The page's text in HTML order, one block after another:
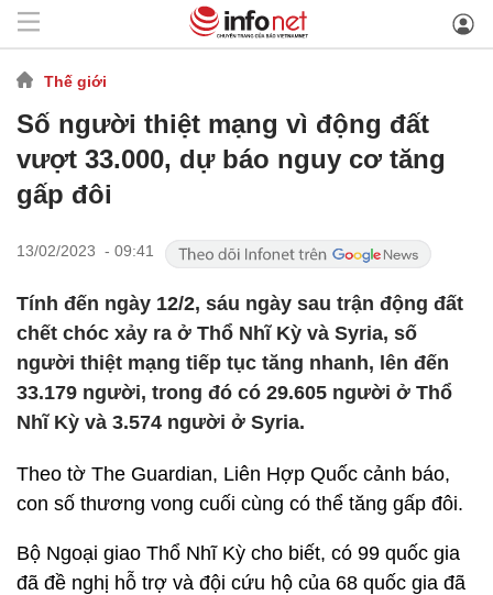
Thế giới
Số người thiệt mạng vì động đất
vượt 33.000, dự báo nguy cơ tăng
gấp đôi
13/02/2023 - 09:41
Tính đến ngày 12/2, sáu ngày sau trận động đất
chết chóc xảy ra ở Thổ Nhĩ Kỳ và Syria, số
người thiệt mạng tiếp tục tăng nhanh, lên đến
33.179 người, trong đó có 29.605 người ở Thổ
Nhĩ Kỳ và 3.574 người ở Syria.
Theo tờ The Guardian, Liên Hợp Quốc cảnh báo,
con số thương vong cuối cùng có thể tăng gấp đôi.
Bộ Ngoại giao Thổ Nhĩ Kỳ cho biết, có 99 quốc gia
đã đề nghị hỗ trợ và đội cứu hộ của 68 quốc gia đã